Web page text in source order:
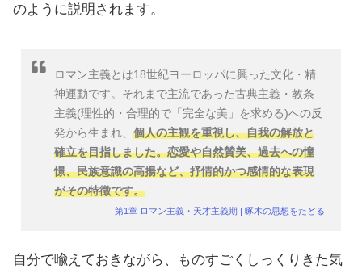
のように説明されます。
ロマン主義とは18世紀ヨーロッパに興った文化・精
神運動です。それまで主流であった古典主義・教条
主義(理性的・合理的で「完全な美」を求める)への反
発から生まれ、 個人の主観を重視し、自我の解放と
確立を目指しました。恋愛や自然賛美、過去への憧
憬、民族意識の高揚など、抒情的かつ感情的な表現
がその特徴です。
第1章 ロマン主義・天才主義期 | 啄木の思想をたどる
自分で喩えておきながら、ものすごくしっくりきた気